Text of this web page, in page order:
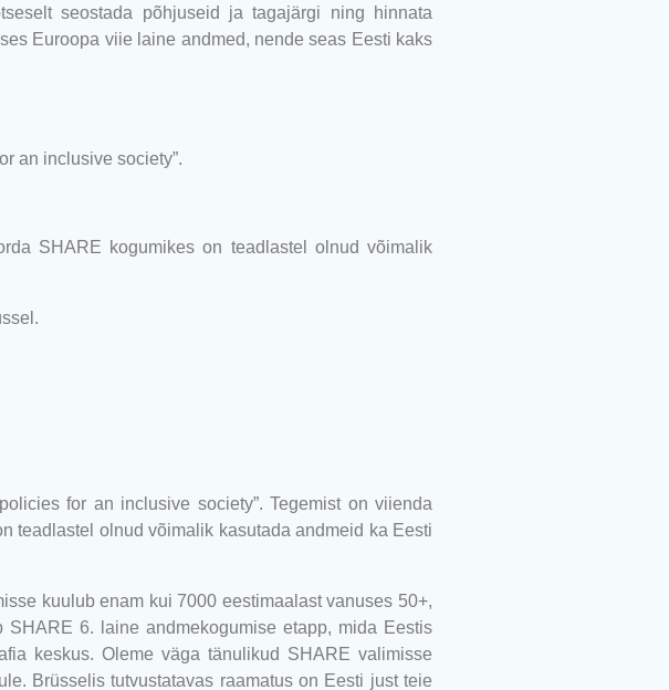
seostada põhjuseid ja tagajärgi ning hinnata
Euroopa viie laine andmed, nende seas Eesti kaks
an inclusive society”.
SHARE kogumikes on teadlastel olnud võimalik
for an inclusive society”. Tegemist on viienda
teadlastel olnud võimalik kasutada andmeid ka Eesti
kuulub enam kui 7000 eestimaalast vanuses 50+,
6. laine andmekogumise etapp, mida Eestis
keskus. Oleme väga tänulikud SHARE valimisse
Brüsselis tutvustatavas raamatus on Eesti just teie